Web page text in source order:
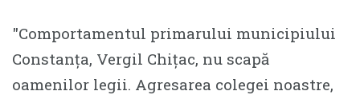
″Comportamentul primarului municipiului
Constanța, Vergil Chițac, nu scapă
oamenilor legii. Agresarea colegei noastre,